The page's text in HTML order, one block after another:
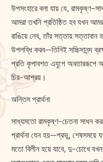
উপসংহারে বলা যায় যে,
আমরা তখনি প্রতিষ্ঠিত হব যখন
রাঙিয়ে নেব, তাঁর সত্তায়
উপলব্ধি করব—তিনিই সচ্চিদানন্দ
প্রতি কৃপাবশত এযুগে অবতাররূপে
চির-আশ্রয়।
অন্তিম প্রার্থনা
সাধ্যমতো রামকৃষ্ণ-চেতনা সাধন
প্রার্থনা যেন হয়—প্রভু, শেষসময়ে
মতো বিলীন হয়ে যাবে, দু-চোখে